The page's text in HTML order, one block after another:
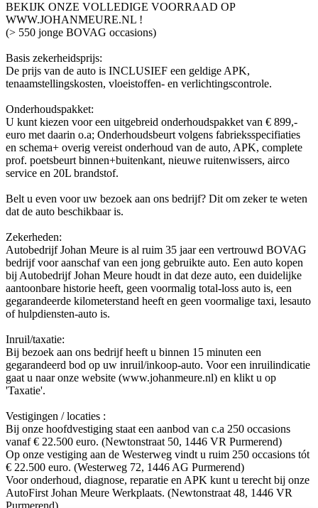
BEKIJK ONZE VOLLEDIGE VOORRAAD OP
WWW.JOHANMEURE.NL !
(> 550 jonge BOVAG occasions)
Basis zekerheidsprijs:
De prijs van de auto is INCLUSIEF een geldige APK,
tenaamstellingskosten, vloeistoffen- en verlichtingscontrole.
Onderhoudspakket:
U kunt kiezen voor een uitgebreid onderhoudspakket van € 899,-
euro met daarin o.a; Onderhoudsbeurt volgens fabrieksspecifiaties
en schema+ overig vereist onderhoud van de auto, APK, complete
prof. poetsbeurt binnen+buitenkant, nieuwe ruitenwissers, airco
service en 20L brandstof.
Belt u even voor uw bezoek aan ons bedrijf? Dit om zeker te weten
dat de auto beschikbaar is.
Zekerheden:
Autobedrijf Johan Meure is al ruim 35 jaar een vertrouwd BOVAG
bedrijf voor aanschaf van een jong gebruikte auto. Een auto kopen
bij Autobedrijf Johan Meure houdt in dat deze auto, een duidelijke
aantoonbare historie heeft, geen voormalig total-loss auto is, een
gegarandeerde kilometerstand heeft en geen voormalige taxi, lesauto
of hulpdiensten-auto is.
Inruil/taxatie:
Bij bezoek aan ons bedrijf heeft u binnen 15 minuten een
gegarandeerd bod op uw inruil/inkoop-auto. Voor een inruilindicatie
gaat u naar onze website (www.johanmeure.nl) en klikt u op
'Taxatie'.
Vestigingen / locaties :
Bij onze hoofdvestiging staat een aanbod van c.a 250 occasions
vanaf € 22.500 euro. (Newtonstraat 50, 1446 VR Purmerend)
Op onze vestiging aan de Westerweg vindt u ruim 250 occasions tót
€ 22.500 euro. (Westerweg 72, 1446 AG Purmerend)
Voor onderhoud, diagnose, reparatie en APK kunt u terecht bij onze
AutoFirst Johan Meure Werkplaats. (Newtonstraat 48, 1446 VR
Purmerend)